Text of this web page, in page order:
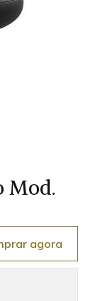
Mod.
agora